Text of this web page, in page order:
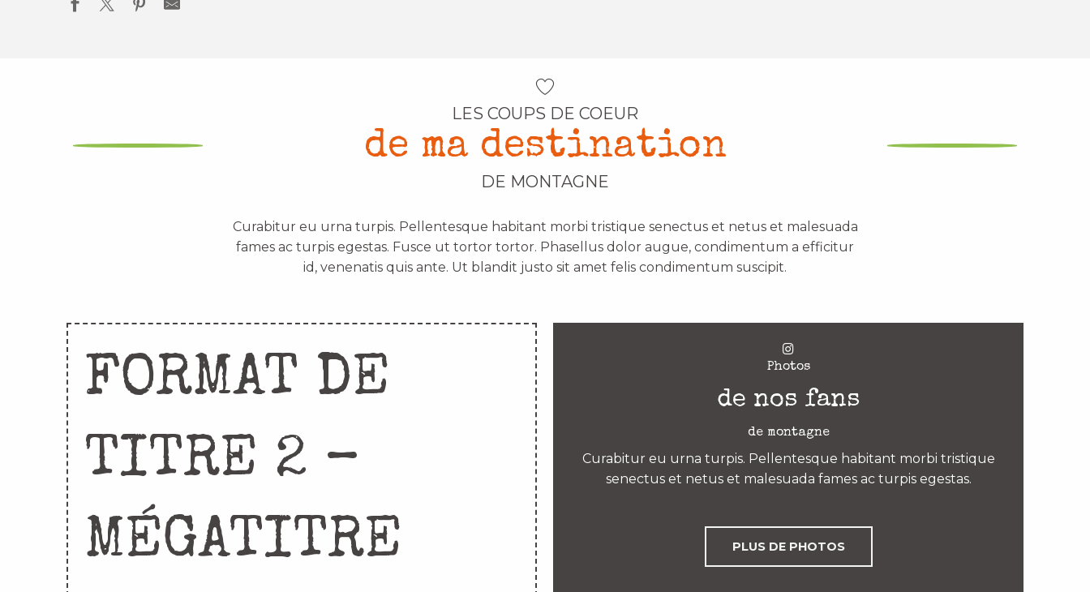
LES COUPS DE COEUR
de ma destination
DE MONTAGNE
Curabitur eu urna turpis. Pellentesque habitant morbi tristique senectus et netus et malesuada
fames ac turpis egestas. Fusce ut tortor tortor. Phasellus dolor augue, condimentum a efficitur
id, venenatis quis ante. Ut blandit justo sit amet felis condimentum suscipit.
FORMAT DE
TITRE 2 –
MÉGATITRE
Photos
de nos fans
de montagne
Curabitur eu urna turpis. Pellentesque habitant morbi tristique
senectus et netus et malesuada fames ac turpis egestas.
PLUS DE PHOTOS